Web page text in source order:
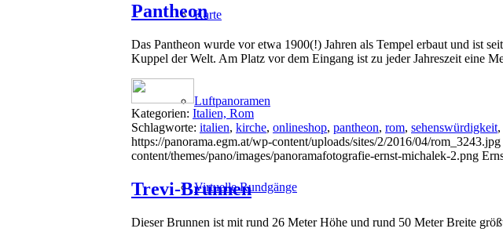
Karte
Luftpanoramen
Virtuelle Rundgänge
Pantheon
Das Pantheon wurde vor etwa 1900(!) Jahren als Tempel erbaut und ist
Kuppel der Welt. Am Platz vor dem Eingang ist zu jeder Jahreszeit eine
Kategorien: Italien, Rom
Schlagworte: italien, kirche, onlineshop, pantheon, rom, sehenswürdigkeit,
https://panorama.egm.at/wp-content/uploads/sites/2/2016/04/rom_3243.jpg
content/themes/pano/images/panoramafotografie-ernst-michalek-2.png
Trevi-Brunnen
Dieser Brunnen ist mit rund 26 Meter Höhe und rund 50 Meter Breite